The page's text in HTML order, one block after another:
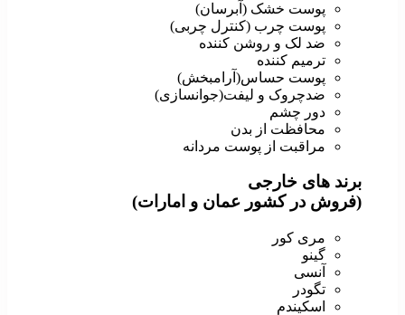
پوست خشک (آبرسان)
پوست چرب (کنترل چربی)
ضد لک و روشن کننده
ترمیم کننده
پوست حساس(آرامبخش)
ضدچروک و لیفت(جوانسازی)
دور چشم
محافظت از بدن
مراقبت از پوست مردانه
برند های خارجی
(فروش در کشور عمان و امارات)
مری کور
گینو
آنسی
تگودر
اسکیندم